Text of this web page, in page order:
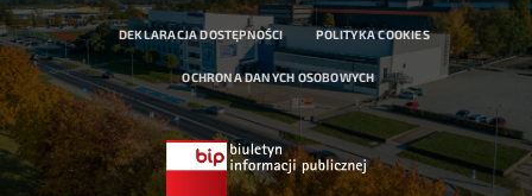
DEKLARACJA DOSTĘPNOŚCI POLITYKA COOKIES
OCHRONA DANYCH OSOBOWYCH